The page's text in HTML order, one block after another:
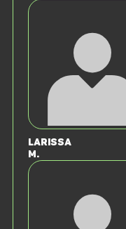
Larissa
M.